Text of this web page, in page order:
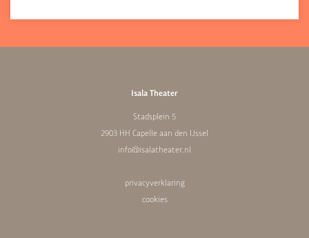
Isala Theater
Stadsplein 5
2903 HH Capelle aan den IJssel
info@isalatheater.nl
privacyverklaring
cookies